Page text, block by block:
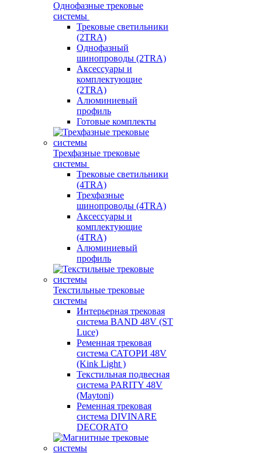
Однофазные трековые
системы
Трековые светильники
(2TRA)
Однофазный
шинопроводы (2TRA)
Аксессуары и
комплектующие
(2TRA)
Алюминиевый
профиль
Готовые комплекты
Трехфазные трековые
системы
Трековые светильники
(4TRA)
Трехфазные
шинопроводы (4TRA)
Аксессуары и
комплектующие
(4TRA)
Алюминиевый
профиль
Текстильные трековые
системы
Интерьерная трековая
система BAND 48V (ST
Luce)
Ременная трековая
система САТОРИ 48V
(Kink Light )
Текстильная подвесная
система PARITY 48V
(Maytoni)
Ременная трековая
система DIVINARE
DECORATO